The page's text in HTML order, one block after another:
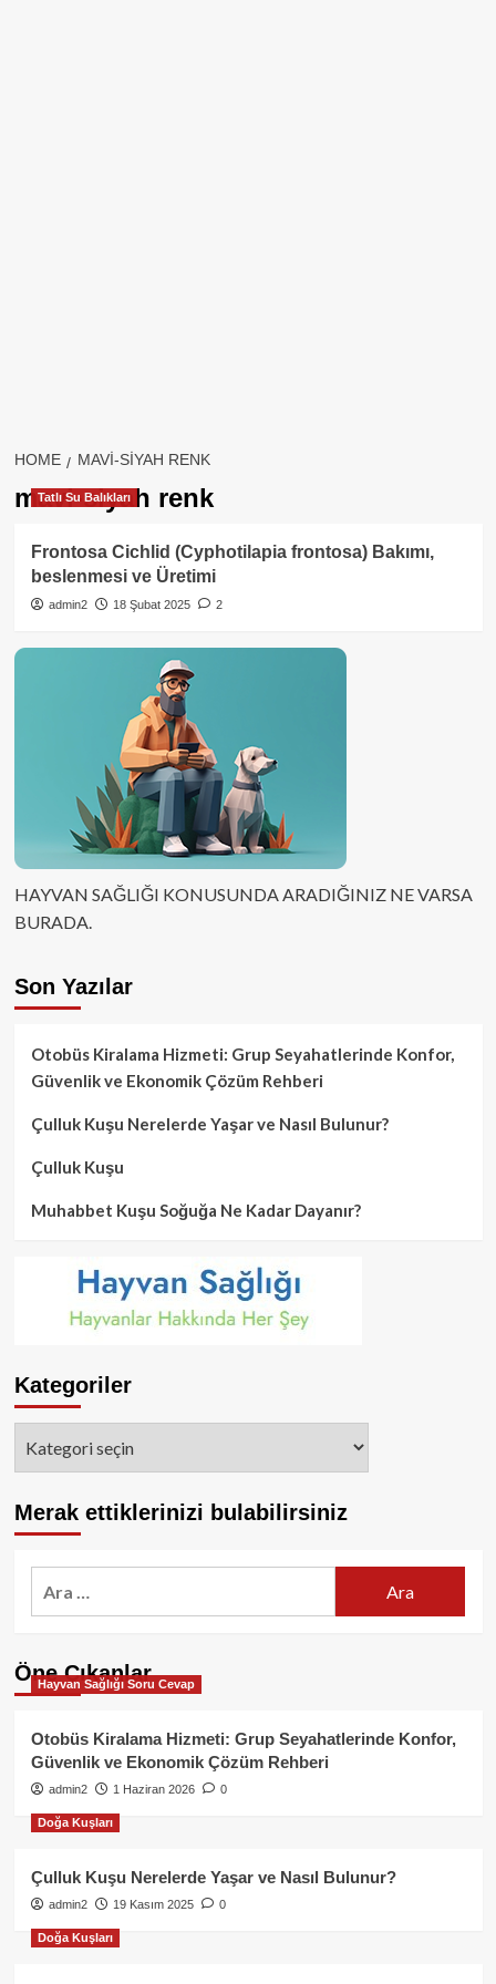
HOME MAVI-SIYAH RENK
mavi-siyah renk
Tatlı Su Balıkları
Frontosa Cichlid (Cyphotilapia frontosa) Bakımı,
beslenmesi ve Üretimi
admin2 18 Şubat 2025 2
HAYVAN SAĞLIĞI KONUSUNDA ARADIĞINIZ NE VARSA
BURADA.
Son Yazılar
Otobüs Kiralama Hizmeti: Grup Seyahatlerinde Konfor,
Güvenlik ve Ekonomik Çözüm Rehberi
Çulluk Kuşu Nerelerde Yaşar ve Nasıl Bulunur?
Çulluk Kuşu
Muhabbet Kuşu Soğuğa Ne Kadar Dayanır?
Kategoriler
Merak ettiklerinizi bulabilirsiniz
Öne Çıkanlar
Hayvan Sağlığı Soru Cevap
Otobüs Kiralama Hizmeti: Grup Seyahatlerinde Konfor,
Güvenlik ve Ekonomik Çözüm Rehberi
admin2 1 Haziran 2026 0
Doğa Kuşları
Çulluk Kuşu Nerelerde Yaşar ve Nasıl Bulunur?
admin2 19 Kasım 2025 0
Doğa Kuşları